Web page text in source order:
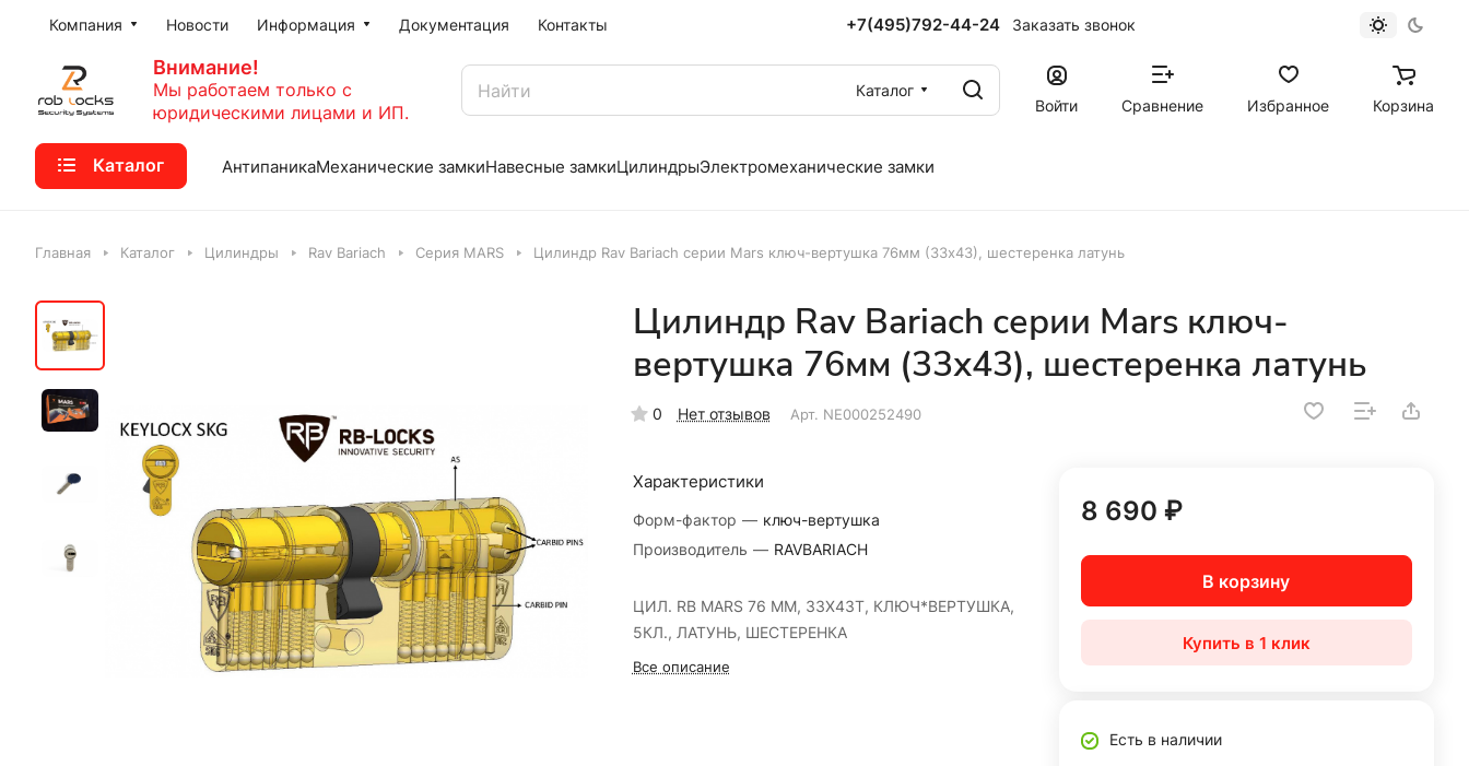
Компания Новости Информация Документация Контакты +7(495)792-44-24 Заказать звонок
Внимание!
Мы работаем только с
юридическими лицами и ИП.
Каталог
Войти
Сравнение Избранное Корзина
Каталог АнтипаникаМеханические замкиНавесные замкиЦилиндрыЭлектромеханические замки
Главная Каталог Цилиндры Rav Bariach Серия MARS Цилиндр Rav Bariach серии Mars ключ-вертушка 76мм (33х43), шестеренка латунь
Цилиндр Rav Bariach серии Mars ключ-
вертушка 76мм (33х43), шестеренка латунь
0 Нет отзывов Арт. NE000252490
Характеристики
Форм-фактор — ключ-вертушка
Производитель — RAVBARIACH
ЦИЛ. RB MARS 76 ММ, 33Х43T, КЛЮЧ*ВЕРТУШКА,
5КЛ., ЛАТУНЬ, ШЕСТЕРЕНКА
Все описание
8 690 ₽
В корзину
Купить в 1 клик
Есть в наличии